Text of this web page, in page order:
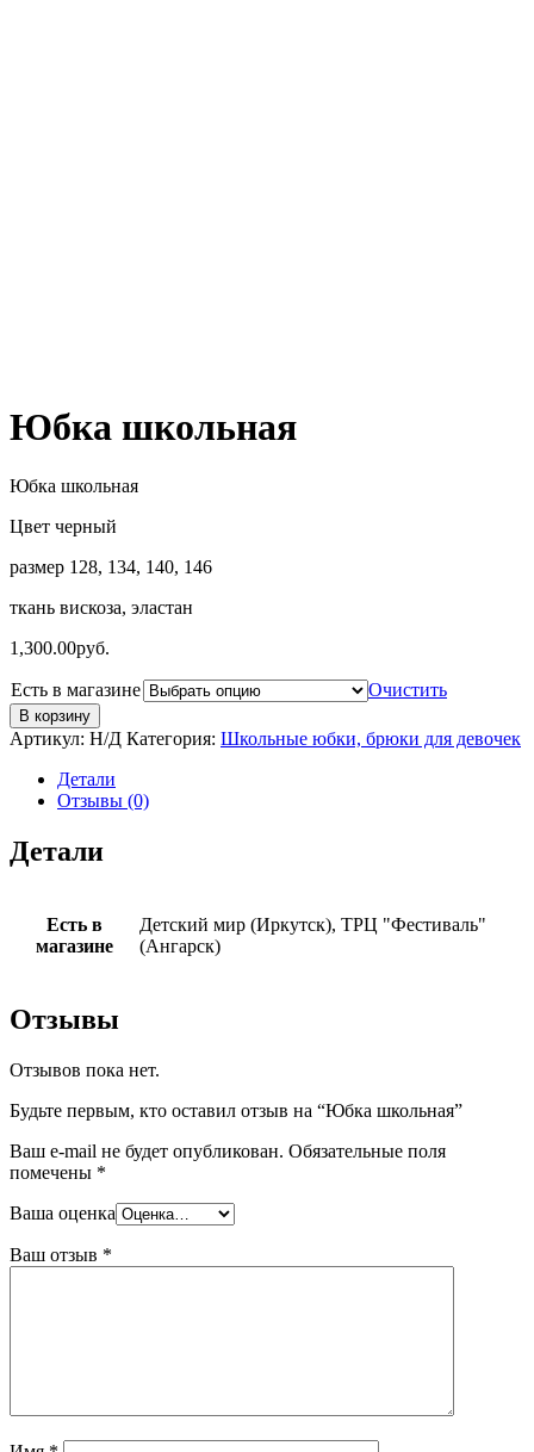
Юбка школьная
Юбка школьная
Цвет черный
размер 128, 134, 140, 146
ткань вискоза, эластан
1,300.00руб.
Есть в магазине Очистить
В корзину
Артикул: Н/Д Категория: Школьные юбки, брюки для девочек
Детали
Отзывы (0)
Детали
Есть в
магазине
Детский мир (Иркутск), ТРЦ "Фестиваль"
(Ангарск)
Отзывы
Отзывов пока нет.
Будьте первым, кто оставил отзыв на “Юбка школьная”
Ваш e-mail не будет опубликован. Обязательные поля
помечены *
Ваша оценка
Ваш отзыв *